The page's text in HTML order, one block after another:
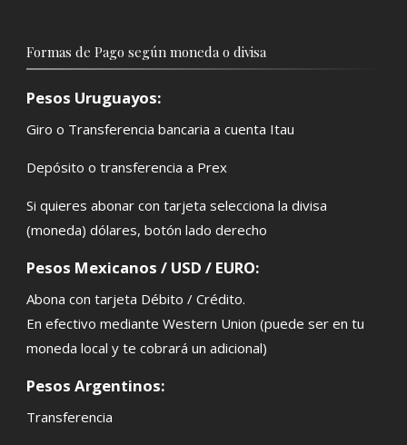
Formas de Pago según moneda o divisa
Pesos Uruguayos:
Giro o Transferencia bancaria a cuenta Itau
Depósito o transferencia a Prex
Si quieres abonar con tarjeta selecciona la divisa
(moneda) dólares, botón lado derecho
Pesos Mexicanos / USD / EURO:
Abona con tarjeta Débito / Crédito.
En efectivo mediante Western Union (puede ser en tu
moneda local y te cobrará un adicional)
Pesos Argentinos:
Transferencia